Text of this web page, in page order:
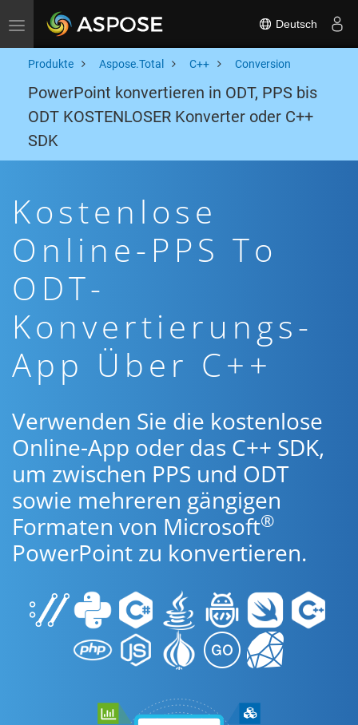
Toggle navigation Deutsch
Produkte Aspose.Total C++ Conversion
PowerPoint konvertieren in ODT, PPS bis
ODT KOSTENLOSER Konverter oder C++
SDK
Kostenlose
Online-PPS To
ODT-
Konvertierungs-
App Über C++
Verwenden Sie die kostenlose
Online-App oder das C++ SDK,
um zwischen PPS und ODT
sowie mehreren gängigen
Formaten von Microsoft®
PowerPoint zu konvertieren.